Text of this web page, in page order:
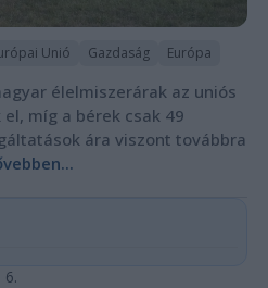
Unió Gazdaság Európa
élelmiszerárak az uniós
míg a bérek csak 49
ára viszont továbbra
6.